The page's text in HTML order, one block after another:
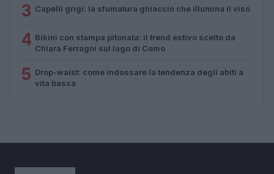
3 Capelli grigi: la sfumatura ghiaccio che illumina il viso
4 Bikini con stampa pitonata: il trend estivo scelto da
Chiara Ferragni sul lago di Como
5 Drop-waist: come indossare la tendenza degli abiti a
vita bassa